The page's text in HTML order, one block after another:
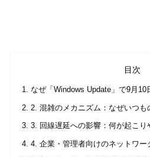
目次
なぜ「Windows Update」で9月
2. 混雑のメカニズム：なぜいつ
3. 回線遅延への影響：何が起こり
4. 企業・管理者向けのネットワー